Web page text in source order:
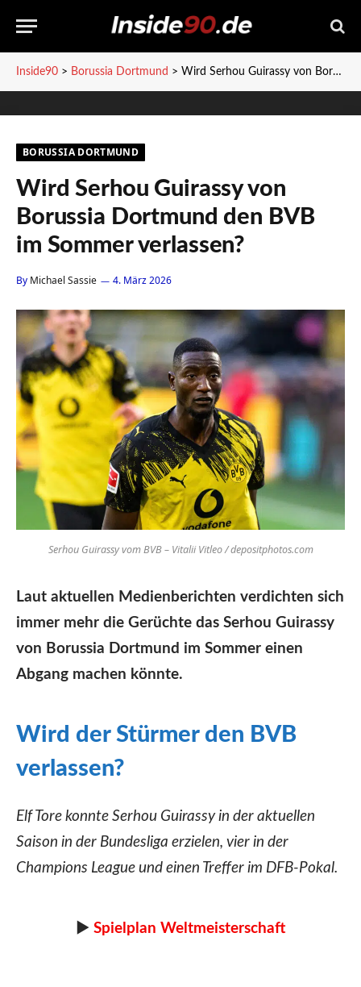
Inside90 > Borussia Dortmund > Wird Serhou Guirassy von Borussia Dortmund den BVB im Sommer verlassen?
BORUSSIA DORTMUND
Wird Serhou Guirassy von
Borussia Dortmund den BVB
im Sommer verlassen?
By Michael Sassie 4. März 2026
Serhou Guirassy vom BVB – Vitalii Vitleo / depositphotos.com
Laut aktuellen Medienberichten verdichten sich
immer mehr die Gerüchte das Serhou Guirassy
von Borussia Dortmund im Sommer einen
Abgang machen könnte.
Wird der Stürmer den BVB
verlassen?
Elf Tore konnte Serhou Guirassy in der aktuellen
Saison in der Bundesliga erzielen, vier in der
Champions League und einen Treffer im DFB-Pokal.
► Spielplan Weltmeisterschaft